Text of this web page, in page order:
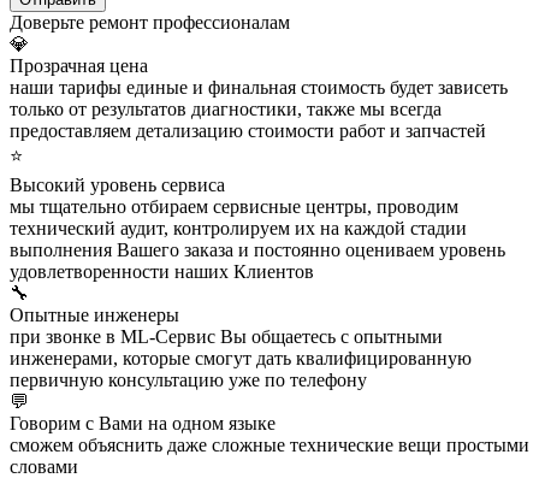
Доверьте ремонт профессионалам
💎
Прозрачная цена
наши тарифы единые и финальная стоимость будет зависеть
только от результатов диагностики, также мы всегда
предоставляем детализацию стоимости работ и запчастей
⭐
Высокий уровень сервиса
мы тщательно отбираем сервисные центры, проводим
технический аудит, контролируем их на каждой стадии
выполнения Вашего заказа и постоянно оцениваем уровень
удовлетворенности наших Клиентов
🔧
Опытные инженеры
при звонке в ML-Сервис Вы общаетесь с опытными
инженерами, которые смогут дать квалифицированную
первичную консультацию уже по телефону
💬
Говорим с Вами на одном языке
сможем объяснить даже сложные технические вещи простыми
словами